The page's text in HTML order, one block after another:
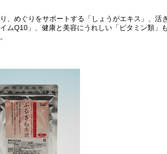
、めぐりをサポートする「しょうがエキス」、活
ムQ10」、健康と美容にうれしい「ビタミン類」